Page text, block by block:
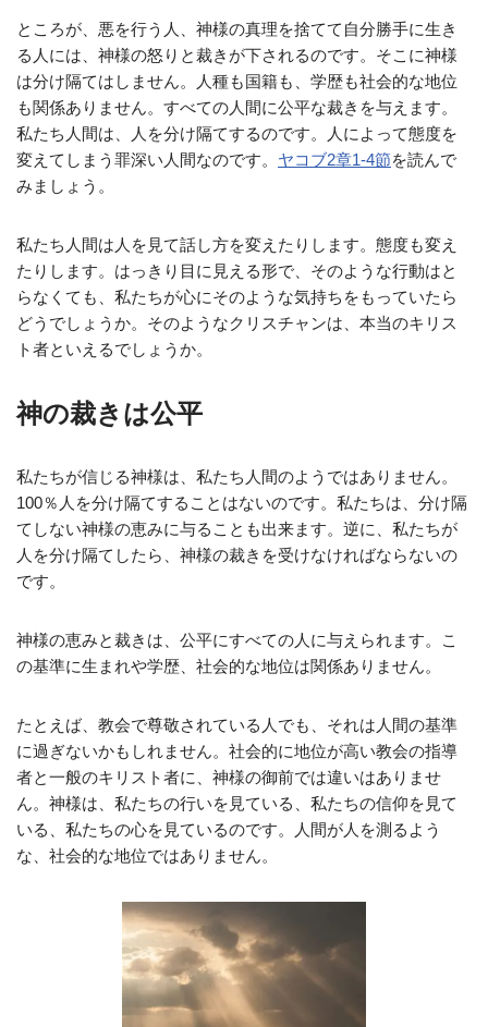
ところが、悪を行う人、神様の真理を捨てて自分勝手に生き
る人には、神様の怒りと裁きが下されるのです。そこに神様
は分け隔てはしません。人種も国籍も、学歴も社会的な地位
も関係ありません。すべての人間に公平な裁きを与えます。
私たち人間は、人を分け隔てするのです。人によって態度を
変えてしまう罪深い人間なのです。 ヤコブ2章1‐4節を読んで
みましょう。
私たち人間は人を見て話し方を変えたりします。態度も変え
たりします。はっきり目に見える形で、そのような行動はと
らなくても、私たちが心にそのような気持ちをもっていたら
どうでしょうか。そのようなクリスチャンは、本当のキリス
ト者といえるでしょうか。
神の裁きは公平
私たちが信じる神様は、私たち人間のようではありません。
100％人を分け隔てすることはないのです。私たちは、分け隔
てしない神様の恵みに与ることも出来ます。逆に、私たちが
人を分け隔てしたら、神様の裁きを受けなければならないの
です。
神様の恵みと裁きは、公平にすべての人に与えられます。こ
の基準に生まれや学歴、社会的な地位は関係ありません。
たとえば、教会で尊敬されている人でも、それは人間の基準
に過ぎないかもしれません。社会的に地位が高い教会の指導
者と一般のキリスト者に、神様の御前では違いはありませ
ん。神様は、私たちの行いを見ている、私たちの信仰を見て
いる、私たちの心を見ているのです。人間が人を測るよう
な、社会的な地位ではありません。